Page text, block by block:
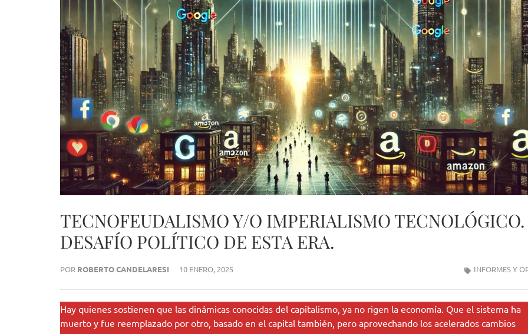
TECNOFEUDALISMO Y/O IMPERIALISMO
DESAFÍO POLÍTICO DE ESTA ERA.
POR ROBERTO CANDELARESI 10 ENERO, 2025 INFORMES Y
Hay quienes sostienen que las dinámicas conocidas del capitalismo, ya no rigen la economía. Que el sistema ha
muerto y fue reemplazado por otro, basado en el capital también, pero aprovechando los acelerados cambios